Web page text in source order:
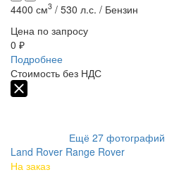
4400 см3 / 530 л.с. / Бензин
Цена по запросу
0 ₽
Подробнее
Стоимость без НДС
Ещё 27 фотографий
Land Rover Range Rover
На заказ